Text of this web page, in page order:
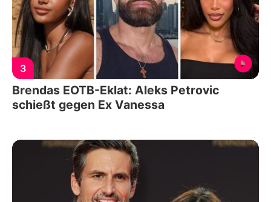
3
Brendas EOTB-Eklat: Aleks Petrovic
schießt gegen Ex Vanessa